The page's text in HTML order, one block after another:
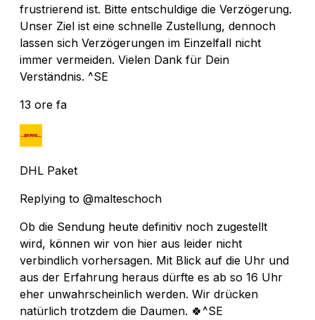
frustrierend ist. Bitte entschuldige die Verzögerung.
Unser Ziel ist eine schnelle Zustellung, dennoch
lassen sich Verzögerungen im Einzelfall nicht
immer vermeiden. Vielen Dank für Dein
Verständnis. ^SE
13 ore fa
DHL Paket
Replying to @malteschoch
Ob die Sendung heute definitiv noch zugestellt
wird, können wir von hier aus leider nicht
verbindlich vorhersagen. Mit Blick auf die Uhr und
aus der Erfahrung heraus dürfte es ab so 16 Uhr
eher unwahrscheinlich werden. Wir drücken
natürlich trotzdem die Daumen. 🍀^SE